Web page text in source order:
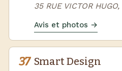
35 RUE VICTOR
Avis et photos →
37 Smart Design